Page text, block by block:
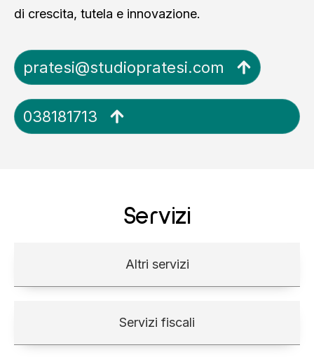
di crescita, tutela e innovazione.
pratesi@studiopratesi.com
038181713
Servizi
Altri servizi
Servizi fiscali